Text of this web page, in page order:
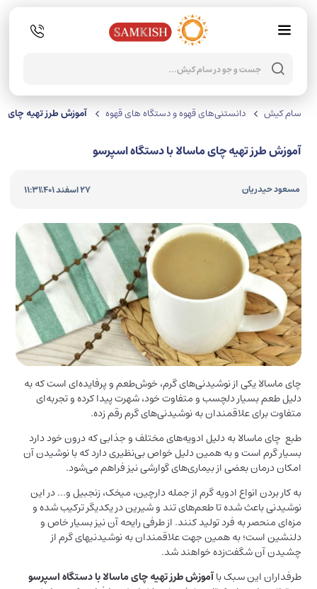
سام کیش دانستنی‌های قهوه و دستگاه های قهوه آموزش طرز تهیه چای
آموزش طرز تهیه چای ماسالا با دستگاه اسپرسو
مسعود حیدریان 27 اسفند 1401 |
11:31
چای ماسالا یکی از نوشیدنی‌های گرم، خوش‌طعم و پرفایده‌ای است که به
دلیل طعم بسیار دلچسب و متفاوت خود، شهرت پیدا کرده و تجربه‌ای
متفاوت برای علاقمندان به نوشیدنی‌های گرم رقم زده.
طبع چای ماسالا به دلیل ادویه‌های مختلف و جذابی که درون خود دارد
بسیار گرم است و به همین دلیل خواص بی‌نظیری دارد که با نوشیدن آن
امکان درمان بعضی از بیماری‌های گوارشی نیز فراهم می‌شود.
به کار بردن انواع ادویه گرم از جمله دارچین، میخک، زنجبیل و… در این
نوشیدنی باعث شده تا طعم‌های تند و شیرین در یکدیگر ترکیب شده و
مزه‌ای منحصر به فرد تولید کنند. از طرفی رایحه آن نیز بسیار خاص و
دلنشین است؛ به همین جهت علاقمندان به نوشیدنی‎های گرم از
چشیدن آن شگفت‌زده خواهند شد.
طرفداران این سبک باآموزشطرز تهیه چای ماسالا با دستگاه اسپرسو